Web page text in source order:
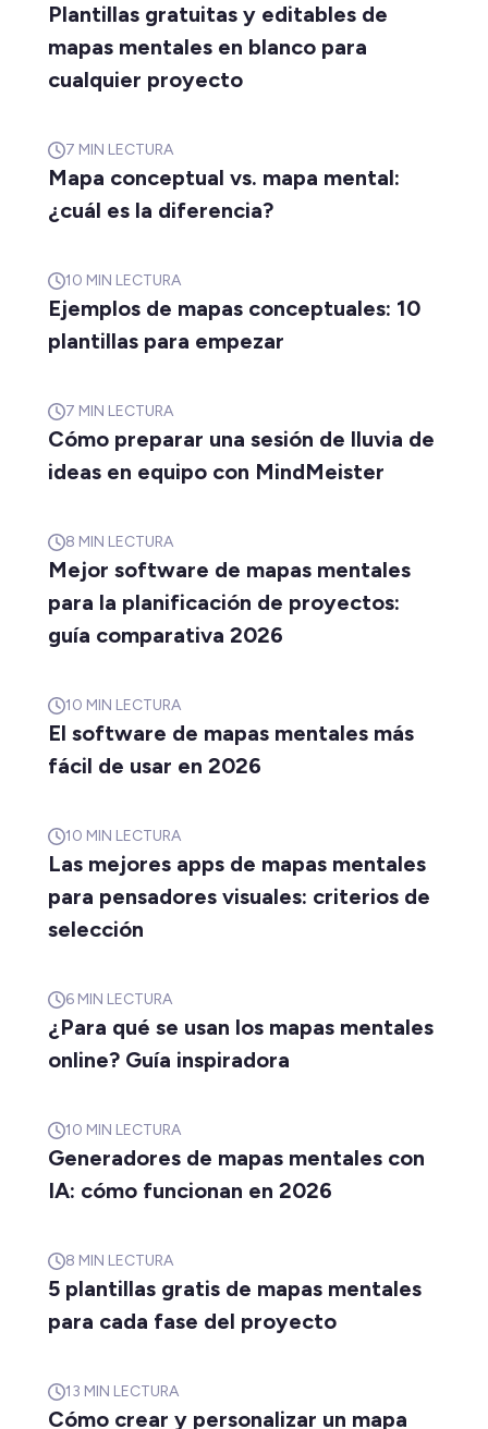
Plantillas gratuitas y editables de
mapas mentales en blanco para
cualquier proyecto
7 MIN LECTURA
Mapa conceptual vs. mapa mental:
¿cuál es la diferencia?
10 MIN LECTURA
Ejemplos de mapas conceptuales: 10
plantillas para empezar
7 MIN LECTURA
Cómo preparar una sesión de lluvia de
ideas en equipo con MindMeister
8 MIN LECTURA
Mejor software de mapas mentales
para la planificación de proyectos:
guía comparativa 2026
10 MIN LECTURA
El software de mapas mentales más
fácil de usar en 2026
10 MIN LECTURA
Las mejores apps de mapas mentales
para pensadores visuales: criterios de
selección
6 MIN LECTURA
¿Para qué se usan los mapas mentales
online? Guía inspiradora
10 MIN LECTURA
Generadores de mapas mentales con
IA: cómo funcionan en 2026
8 MIN LECTURA
5 plantillas gratis de mapas mentales
para cada fase del proyecto
13 MIN LECTURA
Cómo crear y personalizar un mapa